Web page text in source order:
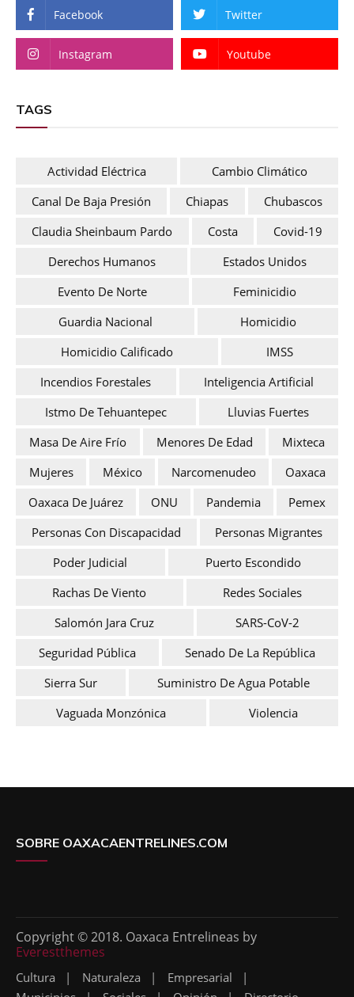
Facebook Twitter
Instagram Youtube
TAGS
Actividad Eléctrica
Cambio Climático
Canal De Baja Presión
Chiapas
Chubascos
Claudia Sheinbaum Pardo
Costa
Covid-19
Derechos Humanos
Estados Unidos
Evento De Norte
Feminicidio
Guardia Nacional
Homicidio
Homicidio Calificado
IMSS
Incendios Forestales
Inteligencia Artificial
Istmo De Tehuantepec
Lluvias Fuertes
Masa De Aire Frío
Menores De Edad
Mixteca
Mujeres
México Narcomenudeo
Oaxaca
Oaxaca De Juárez
ONU Pandemia
Pemex
Personas Con Discapacidad
Personas Migrantes
Poder Judicial
Puerto Escondido
Rachas De Viento
Redes Sociales
Salomón Jara Cruz
SARS-CoV-2
Seguridad Pública
Senado De La República
Sierra Sur
Suministro De Agua Potable
Vaguada Monzónica
Violencia
SOBRE OAXACAENTRELINES.COM
Copyright © 2018. Oaxaca Entrelineas by
Everestthemes
Cultura Naturaleza
Empresarial